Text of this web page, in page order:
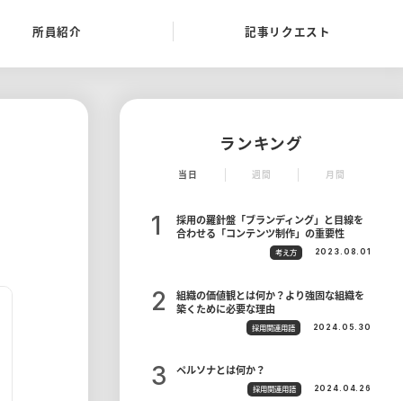
所員紹介 記事リクエスト
ランキング
当日 週間 月間
採用の羅針盤「ブランディング」と目線を
合わせる「コンテンツ制作」の重要性
考え方 2023.08.01
組織の価値観とは何か？より強固な組織を
築くために必要な理由
採用関連用語 2024.05.30
ペルソナとは何か？
採用関連用語 2024.04.26